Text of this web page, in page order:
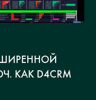
КАК D4CRM